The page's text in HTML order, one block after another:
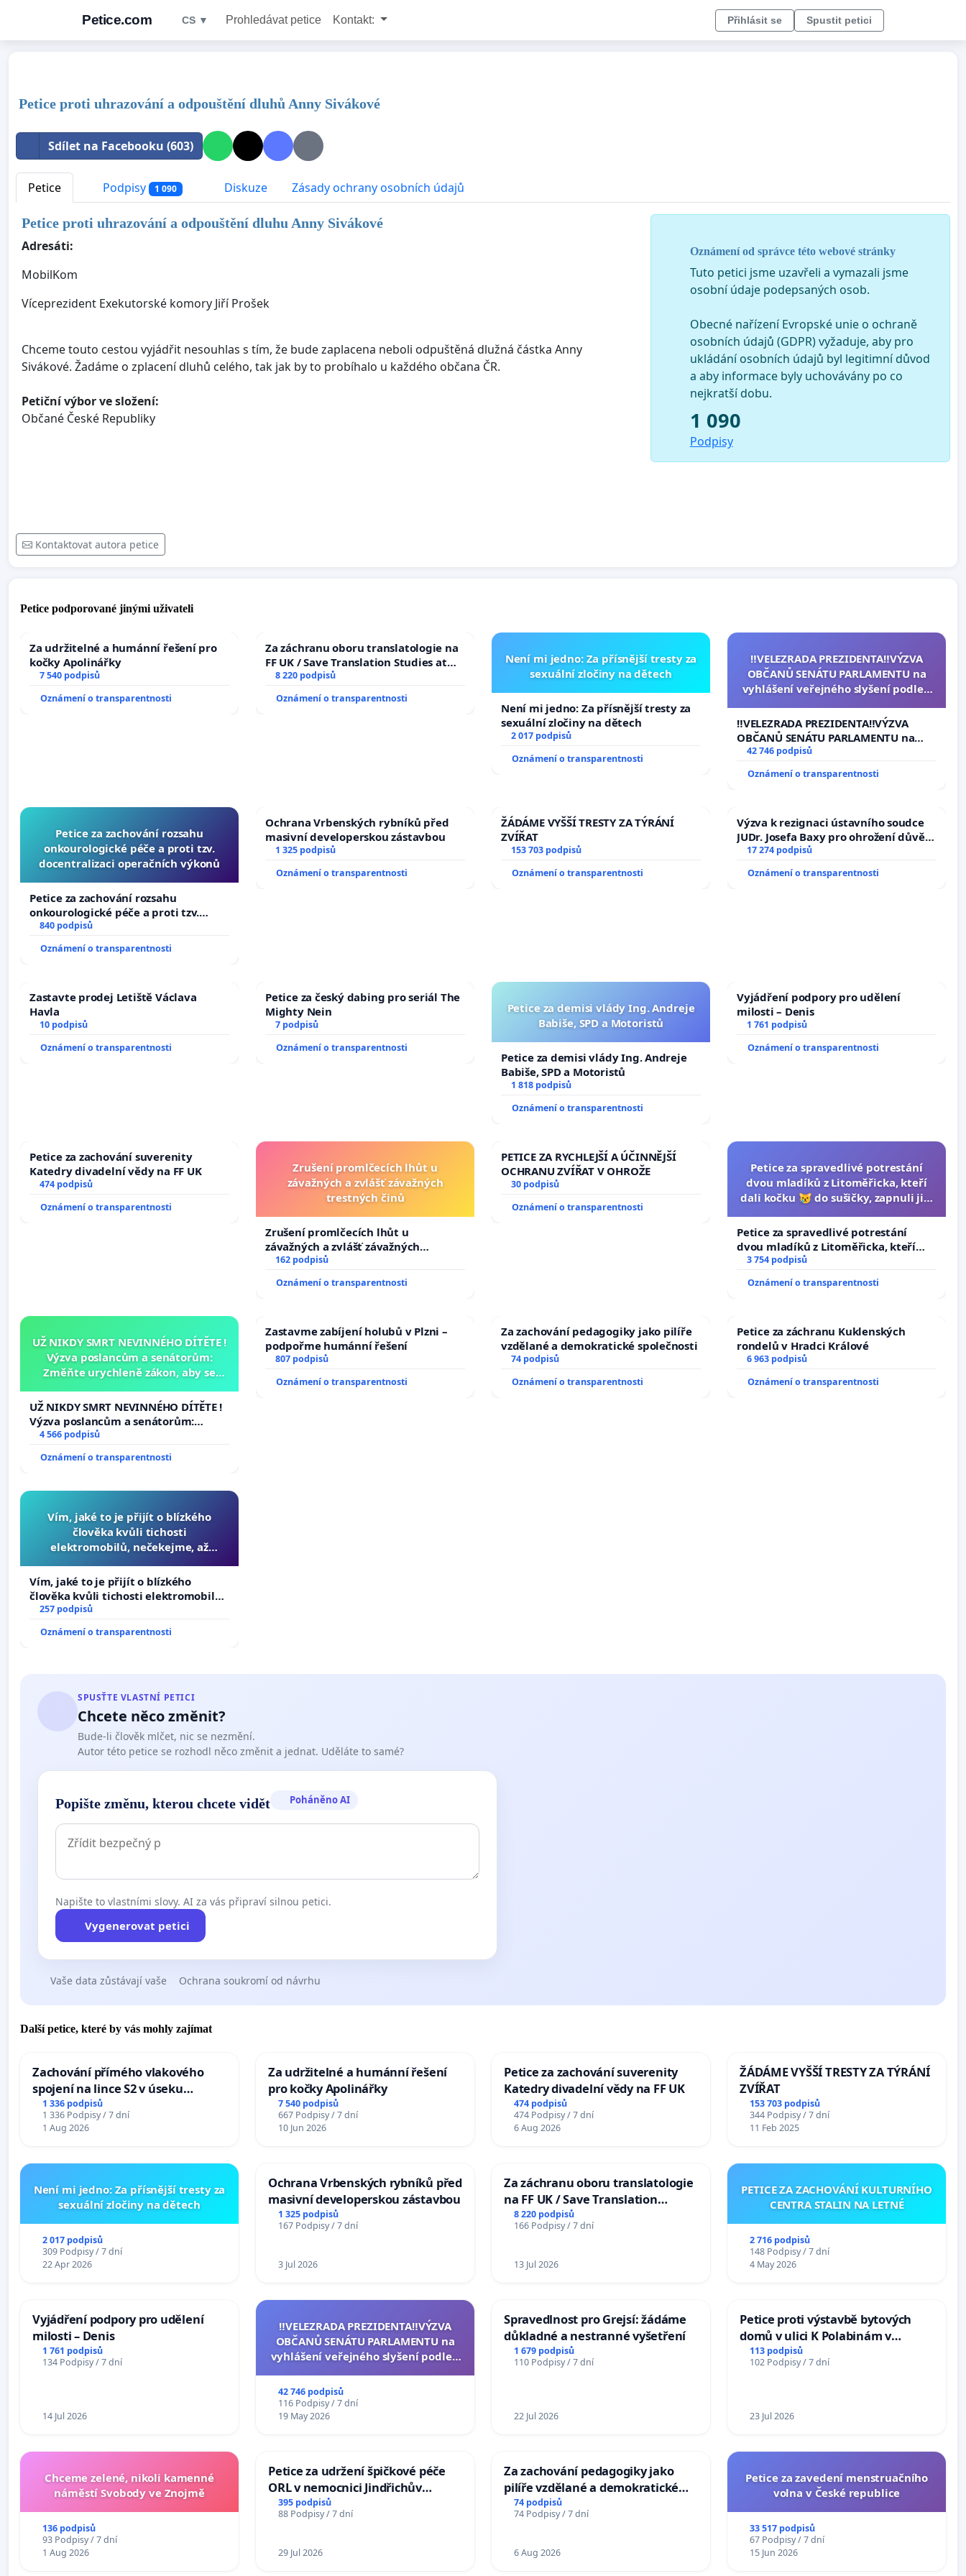
Petice.com CS ▼ Prohledávat petice Kontakt: Přihlásit se Spustit petici
Petice proti uhrazování a odpouštění dluhů Anny Sivákové
Sdílet na Facebooku (603)
Petice Podpisy 1 090 Diskuze Zásady ochrany osobních údajů
Petice proti uhrazování a odpouštění dluhu Anny Sivákové
Adresáti:
MobilKom
Víceprezident Exekutorské komory Jiří Prošek
Chceme touto cestou vyjádřit nesouhlas s tím, že bude zaplacena neboli odpuštěná dlužná částka Anny
Sivákové. Žadáme o zplacení dluhů celého, tak jak by to probíhalo u každého občana ČR.
Petiční výbor ve složení:
Občané České Republiky
Kontaktovat autora petice
Oznámení od správce této webové stránky
Tuto petici jsme uzavřeli a vymazali jsme
osobní údaje podepsaných osob.
Obecné nařízení Evropské unie o ochraně
osobních údajů (GDPR) vyžaduje, aby pro
ukládání osobních údajů byl legitimní důvod
a aby informace byly uchovávány po co
nejkratší dobu.
1 090
Podpisy
Petice podporované jinými uživateli
Za udržitelné a humánní řešení pro
kočky Apolinářky
7 540 podpisů
Oznámení o transparentnosti
Za záchranu oboru translatologie na
FF UK / Save Translation Studies at
the Faculty of Arts, Charles
8 220 podpisů
Oznámení o transparentnosti
Není mi jedno: Za přísnější tresty za
sexuální zločiny na dětech
Není mi jedno: Za přísnější tresty za
sexuální zločiny na dětech
2 017 podpisů
Oznámení o transparentnosti
‼️VELEZRADA PREZIDENTA‼️VÝZVA
OBČANŮ SENÁTU PARLAMENTU na
vyhlášení veřejného slyšení podle §
na přijetí usnesení k podání ústavní
žaloby na prezidenta republiky
‼️VELEZRADA PREZIDENTA‼️VÝZVA
OBČANŮ SENÁTU PARLAMENTU na
vyhlášení veřejného slyšení podle §
na přijetí usnesení k podání ústavní
42 746 podpisů
Oznámení o transparentnosti
Petice za zachování rozsahu
onkourologické péče a proti tzv.
docentralizaci operačních výkonů
Petice za zachování rozsahu
onkourologické péče a proti tzv.
docentralizaci operačních výkonů
840 podpisů
Oznámení o transparentnosti
Ochrana Vrbenských rybníků před
masivní developerskou zástavbou
1 325 podpisů
Oznámení o transparentnosti
ŽÁDÁME VYŠŠÍ TRESTY ZA TÝRÁNÍ
ZVÍŘAT
153 703 podpisů
Oznámení o transparentnosti
Výzva k rezignaci ústavního soudce
JUDr. Josefa Baxy pro ohrožení důvěry
ve spravedlivý proces
17 274 podpisů
Oznámení o transparentnosti
Zastavte prodej Letiště Václava
Havla
10 podpisů
Oznámení o transparentnosti
Petice za český dabing pro seriál The
Mighty Nein
7 podpisů
Oznámení o transparentnosti
Petice za demisi vlády Ing. Andreje
Babiše, SPD a Motoristů
Petice za demisi vlády Ing. Andreje
Babiše, SPD a Motoristů
1 818 podpisů
Oznámení o transparentnosti
Vyjádření podpory pro udělení
milosti – Denis
1 761 podpisů
Oznámení o transparentnosti
Petice za zachování suverenity
Katedry divadelní vědy na FF UK
474 podpisů
Oznámení o transparentnosti
Zrušení promlčecích lhůt u
závažných a zvlášť závažných
trestných činů
Zrušení promlčecích lhůt u
závažných a zvlášť závažných
trestných činů
162 podpisů
Oznámení o transparentnosti
PETICE ZA RYCHLEJŠÍ A ÚČINNĚJŠÍ
OCHRANU ZVÍŘAT V OHROŽE
30 podpisů
Oznámení o transparentnosti
Petice za spravedlivé potrestání
dvou mladíků z Litoměřicka, kteří
dali kočku 😿 do sušičky, zapnuli ji a
Petice za spravedlivé potrestání
dvou mladíků z Litoměřicka, kteří
dali kočku 😿 do sušičky, zapnuli ji a
3 754 podpisů
Oznámení o transparentnosti
UŽ NIKDY SMRT NEVINNÉHO DÍTĚTE !
Výzva poslancům a senátorům:
Změňte urychleně zákon, aby se
opakovat!
UŽ NIKDY SMRT NEVINNÉHO DÍTĚTE !
Výzva poslancům a senátorům:
Změňte urychleně zákon, aby se
opakovat!
4 566 podpisů
Oznámení o transparentnosti
Zastavme zabíjení holubů v Plzni –
podpořme humánní řešení
807 podpisů
Oznámení o transparentnosti
Za zachování pedagogiky jako pilíře
vzdělané a demokratické společnosti
74 podpisů
Oznámení o transparentnosti
Petice za záchranu Kuklenských
rondelů v Hradci Králové
6 963 podpisů
Oznámení o transparentnosti
Vím, jaké to je přijít o blízkého
člověka kvůli tichosti
elektromobilů, nečekejme, až
auta!
Vím, jaké to je přijít o blízkého
člověka kvůli tichosti elektromobilů,
nečekejme, až přibydou další,
257 podpisů
Oznámení o transparentnosti
SPUSŤTE VLASTNÍ PETICI
Chcete něco změnit?
Bude-li člověk mlčet, nic se nezmění.
Autor této petice se rozhodl něco změnit a jednat. Uděláte to samé?
Popište změnu, kterou chcete vidět Poháněno AI
Napište to vlastními slovy. AI za vás připraví silnou petici.
Vygenerovat petici
Vaše data zůstávají vaše Ochrana soukromí od návrhu
Další petice, které by vás mohly zajímat
Zachování přímého vlakového
spojení na lince S2 v úseku
Ostrava – Bohumín – Karviná –
Mosty u Jablunkova
1 336 podpisů
1 336 Podpisy / 7 dní
1 Aug 2026
Za udržitelné a humánní řešení
pro kočky Apolinářky
7 540 podpisů
667 Podpisy / 7 dní
10 Jun 2026
Petice za zachování suverenity
Katedry divadelní vědy na FF UK
474 podpisů
474 Podpisy / 7 dní
6 Aug 2026
ŽÁDÁME VYŠŠÍ TRESTY ZA TÝRÁNÍ
ZVÍŘAT
153 703 podpisů
344 Podpisy / 7 dní
11 Feb 2025
Není mi jedno: Za přísnější tresty za
sexuální zločiny na dětech
2 017 podpisů
309 Podpisy / 7 dní
22 Apr 2026
Ochrana Vrbenských rybníků před
masivní developerskou zástavbou
1 325 podpisů
167 Podpisy / 7 dní
3 Jul 2026
Za záchranu oboru translatologie
na FF UK / Save Translation
Studies at the Faculty of Arts,
Charles University
8 220 podpisů
166 Podpisy / 7 dní
13 Jul 2026
PETICE ZA ZACHOVÁNÍ KULTURNÍHO
CENTRA STALIN NA LETNÉ
2 716 podpisů
148 Podpisy / 7 dní
4 May 2026
Vyjádření podpory pro udělení
milosti – Denis
1 761 podpisů
134 Podpisy / 7 dní
14 Jul 2026
‼️VELEZRADA PREZIDENTA‼️VÝZVA
OBČANŮ SENÁTU PARLAMENTU na
vyhlášení veřejného slyšení podle §
na přijetí usnesení k podání ústavní
žaloby na prezidenta republiky
42 746 podpisů
116 Podpisy / 7 dní
19 May 2026
Spravedlnost pro Grejsí: žádáme
důkladné a nestranné vyšetření
1 679 podpisů
110 Podpisy / 7 dní
22 Jul 2026
Petice proti výstavbě bytových
domů v ulici K Polabinám v
Pardubicích
113 podpisů
102 Podpisy / 7 dní
23 Jul 2026
Chceme zelené, nikoli kamenné
náměstí Svobody ve Znojmě
136 podpisů
93 Podpisy / 7 dní
1 Aug 2026
Petice za udržení špičkové péče
ORL v nemocnici Jindřichův
Hradec
395 podpisů
88 Podpisy / 7 dní
29 Jul 2026
Za zachování pedagogiky jako
pilíře vzdělané a demokratické
společnosti
74 podpisů
74 Podpisy / 7 dní
6 Aug 2026
Petice za zavedení menstruačního
volna v České republice
33 517 podpisů
67 Podpisy / 7 dní
15 Jun 2026